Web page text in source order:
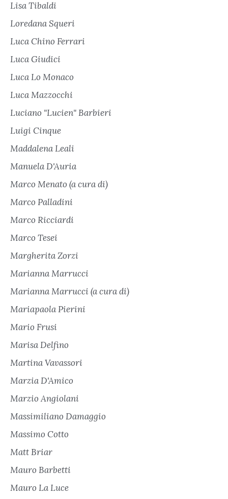
Lisa Tibaldi
Loredana Squeri
Luca Chino Ferrari
Luca Giudici
Luca Lo Monaco
Luca Mazzocchi
Luciano "Lucien" Barbieri
Luigi Cinque
Maddalena Leali
Manuela D'Auria
Marco Menato (a cura di)
Marco Palladini
Marco Ricciardi
Marco Tesei
Margherita Zorzi
Marianna Marrucci
Marianna Marrucci (a cura di)
Mariapaola Pierini
Mario Frusi
Marisa Delfino
Martina Vavassori
Marzia D'Amico
Marzio Angiolani
Massimiliano Damaggio
Massimo Cotto
Matt Briar
Mauro Barbetti
Mauro La Luce